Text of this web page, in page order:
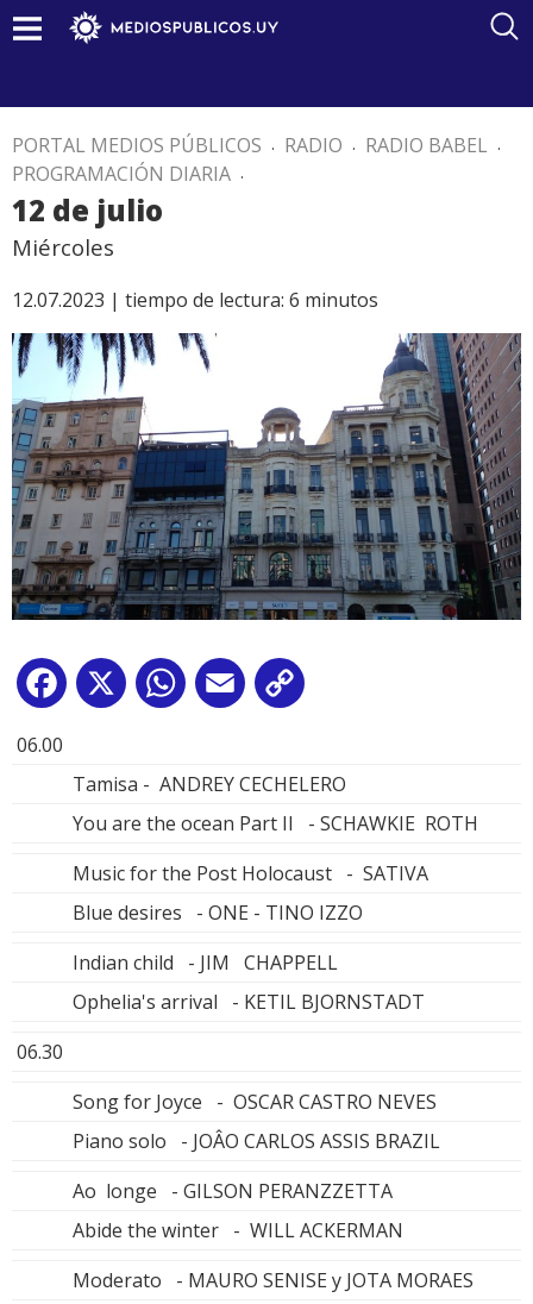
PORTAL MEDIOS PÚBLICOS . RADIO . RADIO BABEL .
PROGRAMACIÓN DIARIA .
12 de julio
Miércoles
12.07.2023 | tiempo de lectura: 6 minutos
Facebook
X WhatsApp
Email
06.00
Tamisa - ANDREY CECHELERO
You are the ocean Part II - SCHAWKIE ROTH
Music for the Post Holocaust - SATIVA
Blue desires - ONE - TINO IZZO
Indian child - JIM CHAPPELL
Ophelia's arrival - KETIL BJORNSTADT
06.30
Song for Joyce - OSCAR CASTRO NEVES
Piano solo - JOÂO CARLOS ASSIS BRAZIL
Ao longe - GILSON PERANZZETTA
Abide the winter - WILL ACKERMAN
Moderato - MAURO SENISE y JOTA MORAES